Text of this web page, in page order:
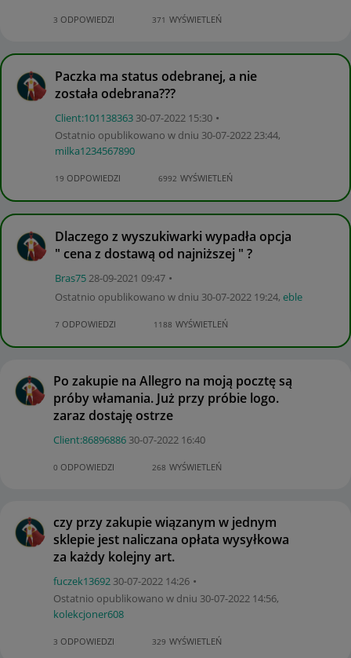
3 ODPOWIEDZI 371 WYŚWIETLEŃ
Paczka ma status odebranej, a nie
została odebrana???
Client:101138363 ‎30-07-2022 15:30
Ostatnio opublikowano w dniu ‎30-07-202223:44,
milka1234567890
19 ODPOWIEDZI 6992 WYŚWIETLEŃ
Dlaczego z wyszukiwarki wypadła opcja
" cena z dostawą od najniższej " ?
Bras75‎28-09-2021 09:47
Ostatnio opublikowano w dniu ‎30-07-2022 19:24, eble
7 ODPOWIEDZI 1188 WYŚWIETLEŃ
Po zakupie na Allegro na moją pocztę są
próby włamania. Już przy próbie logo.
zaraz dostaję ostrze
Client:86896886 ‎30-07-2022 16:40
0 ODPOWIEDZI 268 WYŚWIETLEŃ
czy przy zakupie wiązanym w jednym
sklepie jest naliczana opłata wysyłkowa
za każdy kolejny art.
fuczek13692 ‎30-07-2022 14:26
Ostatnio opublikowano w dniu ‎30-07-2022 14:56,
kolekcjoner608
3 ODPOWIEDZI 329 WYŚWIETLEŃ